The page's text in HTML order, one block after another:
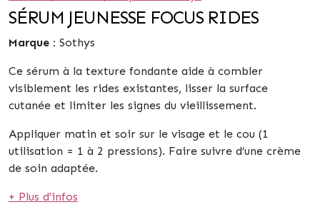
SÉRUM JEUNESSE FOCUS RIDES
Marque : Sothys
Ce sérum à la texture fondante aide à combler
visiblement les rides existantes, lisser la surface
cutanée et limiter les signes du vieillissement.
Appliquer matin et soir sur le visage et le cou (1
utilisation = 1 à 2 pressions). Faire suivre d’une crème
de soin adaptée.
+ Plus d'infos